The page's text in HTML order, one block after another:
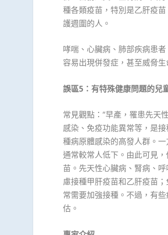
種各類疫苗，特別是乙肝疫
護週圍的人。
哮喘、心臟病、肺部疾病患
容易出現併發症，甚至威脅
誤區5 ：有特殊健康問題的兒
常見觀點：“早產，罹患先天
感染、免疫功能異常等，是
種病原體感染的高發人群。
通常較常人低下。由此可見
苗。先天性心臟病、腎病、
慮接種甲肝疫苗和乙肝疫苗
常需要加強接種。不過，有
估。